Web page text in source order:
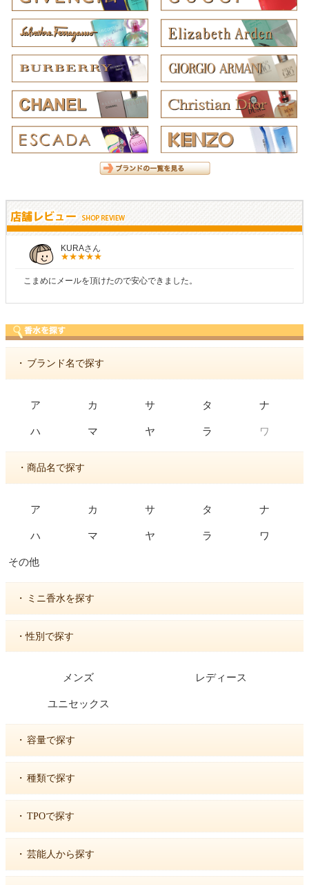
KURAさん
こまめにメールを頂けたので安心できました。
・ ブランド名で探す
ア カ サ タ ナ
ハ マ ヤ ラ ワ
・商品名で探す
ア カ サ タ ナ
ハ マ ヤ ラ ワ
その他
・ ミニ香水を探す
・性別で探す
メンズ レディース
ユニセックス
・ 容量で探す
・ 種類で探す
・ TPOで探す
・ 芸能人から探す